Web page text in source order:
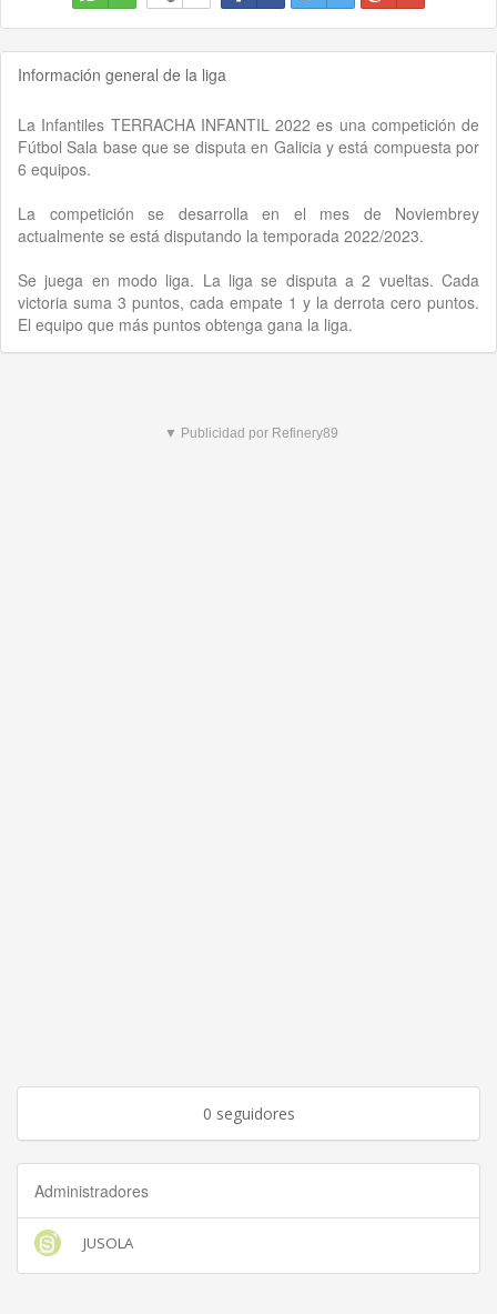
Información general de la liga
La Infantiles TERRACHA INFANTIL 2022 es una competición de
Fútbol Sala base que se disputa en Galicia y está compuesta por
6 equipos.
La competición se desarrolla en el mes de Noviembrey
actualmente se está disputando la temporada 2022/2023.
Se juega en modo liga. La liga se disputa a 2 vueltas. Cada
victoria suma 3 puntos, cada empate 1 y la derrota cero puntos.
El equipo que más puntos obtenga gana la liga.
▼ Publicidad por Refinery89
0 seguidores
Administradores
JUSOLA